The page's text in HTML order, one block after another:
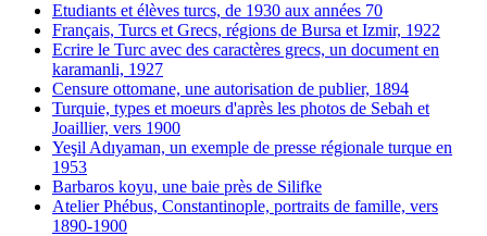
Etudiants et élèves turcs, de 1930 aux années 70
Français, Turcs et Grecs, régions de Bursa et Izmir, 1922
Ecrire le Turc avec des caractères grecs, un document en
karamanli, 1927
Censure ottomane, une autorisation de publier, 1894
Turquie, types et moeurs d'après les photos de Sebah et
Joaillier, vers 1900
Yeşil Adıyaman, un exemple de presse régionale turque en
1953
Barbaros koyu, une baie près de Silifke
Atelier Phébus, Constantinople, portraits de famille, vers
1890-1900